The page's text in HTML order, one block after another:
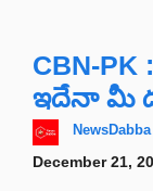
CBN-
ఇదేనా మీ
NewsDabba
December 21,